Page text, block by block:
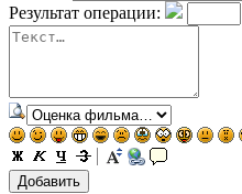
Результат операции: